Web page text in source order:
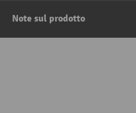
Note sul prodotto